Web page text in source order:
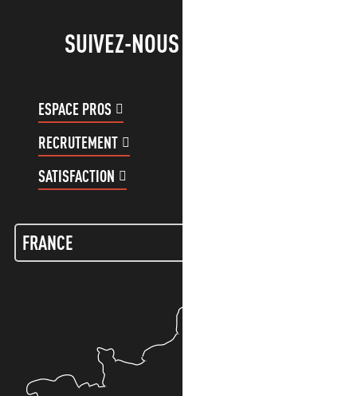
SUIVEZ-NOUS !
ESPACE PROS
RECRUTEMENT
SATISFACTION